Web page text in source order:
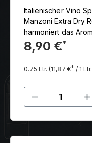
Italienischer Vino
Manzoni Extra Dry
harmoniert das
Frische des
anhaltenden,
Aperitif oder zu
8,90 €*
0.75 Ltr. (11,87 €* / 1
Produkt